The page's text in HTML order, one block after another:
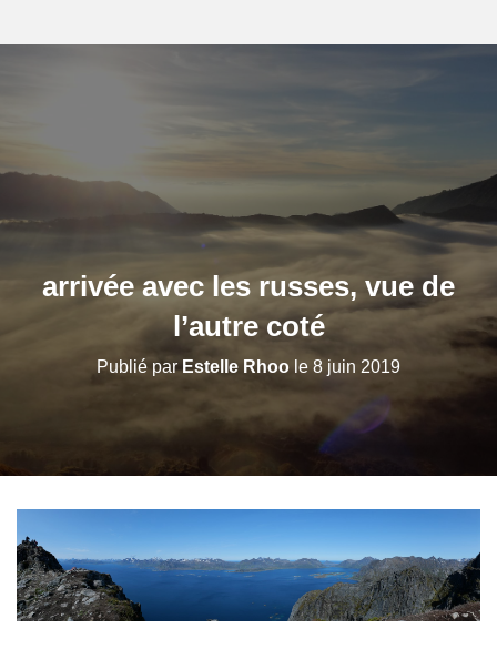
arrivée avec les russes, vue de
l’autre coté
Publié parEstelle Rhoo le 8 juin 2019